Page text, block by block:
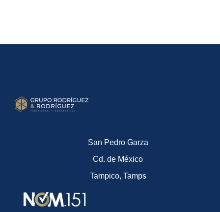
San Pedro Garza
Cd. de México
Tampico, Tamps